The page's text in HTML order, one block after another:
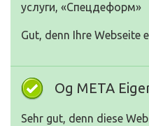
услуги, «Спецдеформ»
Gut, denn Ihre Webseite
Og META
Sehr gut, denn diese